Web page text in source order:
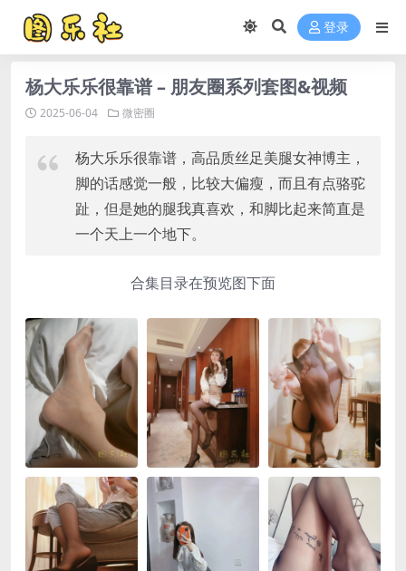
登录
杨大乐乐很靠谱 – 朋友圈系列套图&视频
2025-06-04 微密圈
杨大乐乐很靠谱，高品质丝足美腿女神博主，
脚的话感觉一般，比较大偏瘦，而且有点骆驼
趾，但是她的腿我真喜欢，和脚比起来简直是
一个天上一个地下。
合集目录在预览图下面